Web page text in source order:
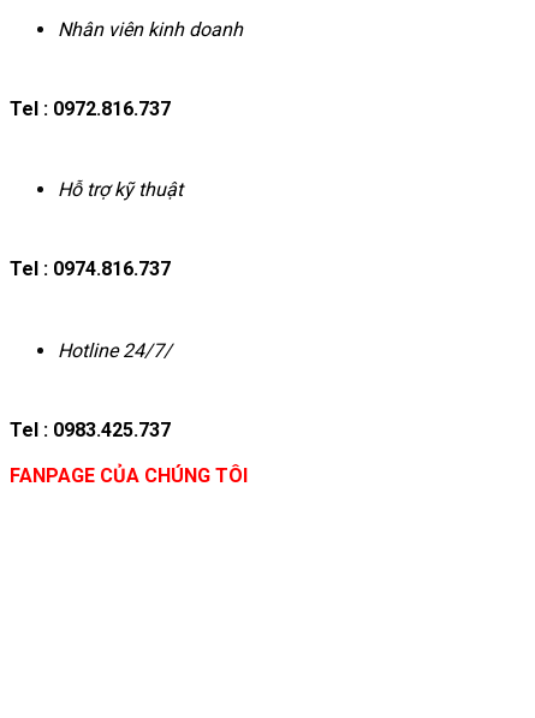
Nhân viên kinh doanh
Tel : 0972.816.737
Hỗ trợ kỹ thuật
Tel : 0974.816.737
Hotline 24/7/
Tel : 0983.425.737
FANPAGE CỦA CHÚNG TÔI